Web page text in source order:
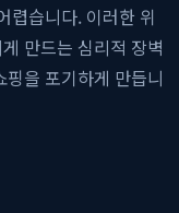
렵습니다. 이러한 위
만드는 심리적 장벽
을 포기하게 만듭니